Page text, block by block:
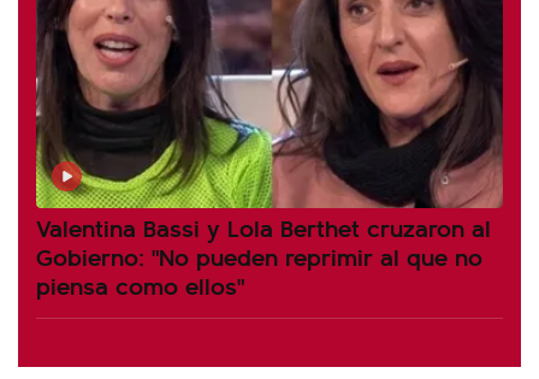
Valentina Bassi y Lola Berthet cruzaron al
Gobierno: "No pueden reprimir al que no
piensa como ellos"